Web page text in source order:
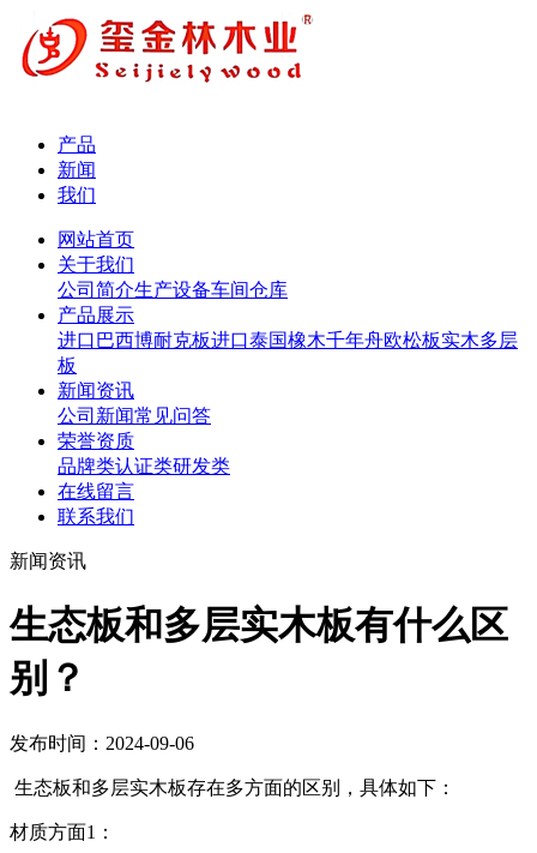
产品
新闻
我们
网站首页
关于我们
公司简介生产设备车间仓库
产品展示
进口巴西博耐克板进口泰国橡木千年舟欧松板实木多层
板
新闻资讯
公司新闻常见问答
荣誉资质
品牌类认证类研发类
在线留言
联系我们
新闻资讯
生态板和多层实木板有什么区
别？
发布时间：2024-09-06
生态板和多层实木板存在多方面的区别，具体如下：
材质方面1：